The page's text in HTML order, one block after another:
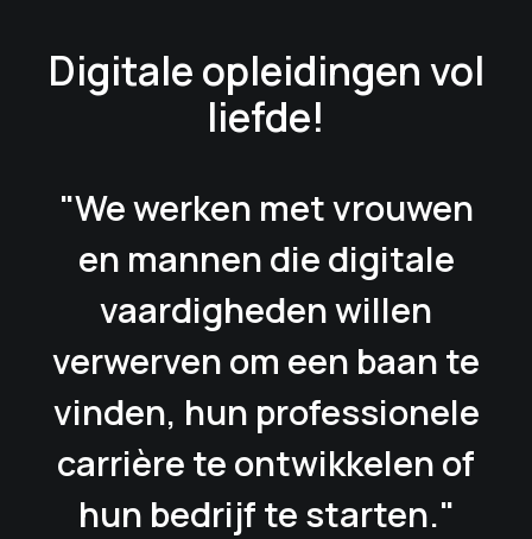
Digitale opleidingen vol
liefde!
"We werken met vrouwen
en mannen die digitale
vaardigheden willen
verwerven om een baan te
vinden, hun professionele
carrière te ontwikkelen of
hun bedrijf te starten."